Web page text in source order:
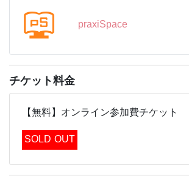
praxiSpace
チケット料金
【無料】オンライン参加費チケット
SOLD OUT